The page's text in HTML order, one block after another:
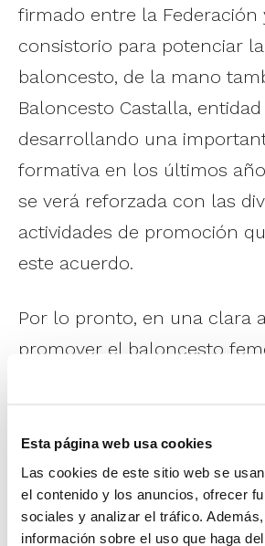
Esta página web usa cookies
Las cookies de este sitio web se
el contenido y los anuncios, ofrecer
sociales y analizar el tráfico.
información sobre el uso que haga
firmado entre la Federación
consistorio para potenciar
baloncesto, de la mano
Baloncesto Castalla,
desarrollando una
formativa en los últimos
se verá reforzada con las
actividades de promoción
este acuerdo.
Por lo pronto, en una clara
promover el baloncesto
se va a convertir en la sede
Copa Junior Femenino
celebrará los días25 y 26
con la participación de NBF
Castelló, Giticsa Jovens